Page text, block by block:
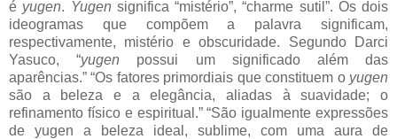
é yugen. Yugen significa “mistério”, “charme sutil”. Os dois
ideogramas que compõem a palavra significam,
respectivamente, mistério e obscuridade. Segundo Darci
Yasuco, “yugen possui um significado além das
aparências.” “Os fatores primordiais que constituem o yugen
são a beleza e a elegância, aliadas à suavidade; o
refinamento físico e espiritual.” “São igualmente expressões
de yugen a beleza ideal, sublime, com uma aura de